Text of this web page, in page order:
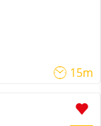
15m